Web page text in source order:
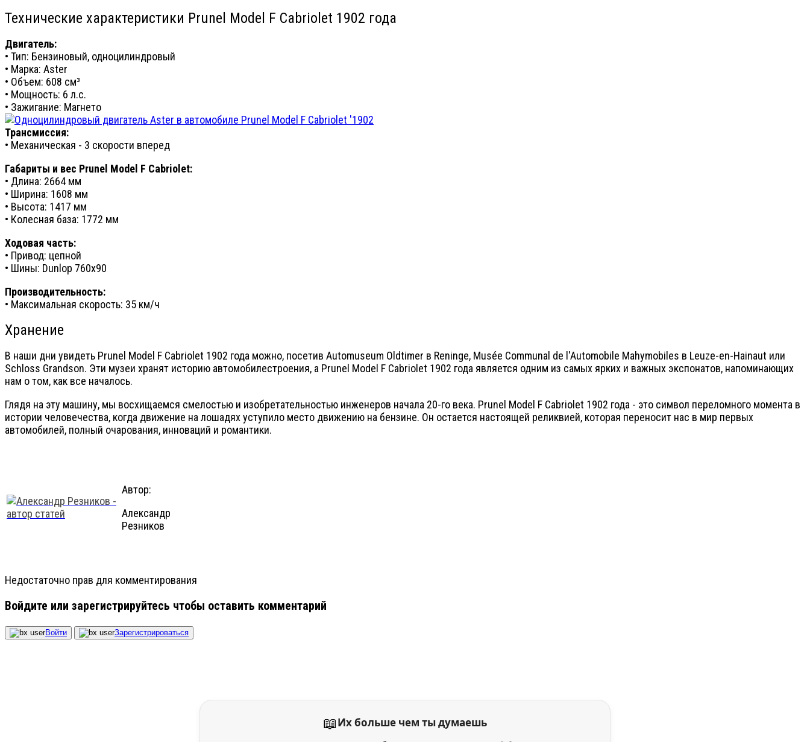
Технические характеристики Prunel Model F Cabriolet 1902 года
Двигатель:
• Тип: Бензиновый, одноцилиндровый
• Марка: Aster
• Объем: 608 см³
• Мощность: 6 л.с.
• Зажигание: Магнето
Трансмиссия:
• Механическая - 3 скорости вперед
Габариты и вес Prunel Model F Cabriolet:
• Длина: 2664 мм
• Ширина: 1608 мм
• Высота: 1417 мм
• Колесная база: 1772 мм
Ходовая часть:
• Привод: цепной
• Шины: Dunlop 760x90
Производительность:
• Максимальная скорость: 35 км/ч
Хранение
В наши дни увидеть Prunel Model F Cabriolet 1902 года можно, посетив Automuseum Oldtimer в Reninge, Musée Communal de l'Automobile Mahymobiles в Leuze-en-Hainaut или
Schloss Grandson. Эти музеи хранят историю автомобилестроения, а Prunel Model F Cabriolet 1902 года является одним из самых ярких и важных экспонатов, напоминающих
нам о том, как все началось.
Глядя на эту машину, мы восхищаемся смелостью и изобретательностью инженеров начала 20-го века. Prunel Model F Cabriolet 1902 года - это символ переломного момента в
истории человечества, когда движение на лошадях уступило место движению на бензине. Он остается настоящей реликвией, которая переносит нас в мир первых
автомобилей, полный очарования, инноваций и романтики.
Автор:
Александр
Резников
Недостаточно прав для комментирования
Войдите или зарегистрируйтесь чтобы оставить комментарий
Войти Зарегистрироваться
📖Их больше чем ты думаешь